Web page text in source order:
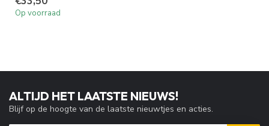
Op voorraad
ALTIJD HET LAATSTE NIEUWS!
Blijf op de hoogte van de laatste nieuwtjes en acties.